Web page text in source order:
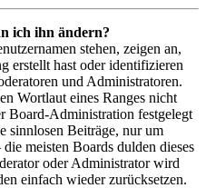
ich ihn ändern?
stehen, zeigen an,
erstellt hast oder identifizieren
und Administratoren.
Wortlaut eines Ranges nicht
Board-Administration festgelegt
sinnlosen Beiträge, nur um
meisten Boards dulden dieses
oder Administrator wird
einfach wieder zurücksetzen.